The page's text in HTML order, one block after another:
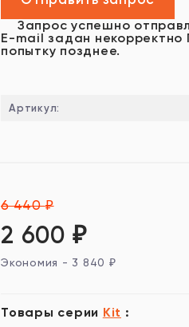
Запрос успешно
E-mail задан некорректно
попытку позднее.
Артикул:
6 440₽
2 600 ₽
Экономия - 3 840 ₽
Товары серии Kit :